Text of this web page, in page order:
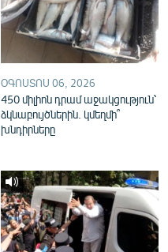
ՕԳՈՍՏՈՍ 06, 2026
450 միլիոն դրամ աջակցություն՝
ձկնաբույծներին. կմեղմի՞
խնդիրները